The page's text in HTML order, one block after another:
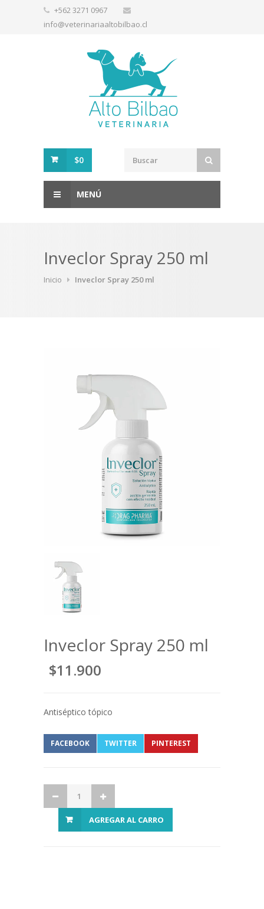
+562 3271 0967
info@veterinariaaltobilbao.cl
$0
MENÚ
Inveclor Spray 250 ml
Inicio Inveclor Spray 250 ml
Inveclor Spray 250 ml
$11.900
Antiséptico tópico
FACEBOOK TWITTER PINTEREST
AGREGAR AL CARRO